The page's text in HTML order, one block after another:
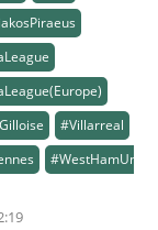
#Villarreal